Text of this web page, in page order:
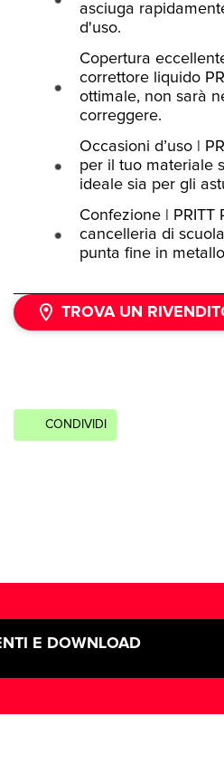
asciuga
d'uso.
Copertura
correttore liquido
ottimale, non sarà
correggere.
Occasioni d’uso |
per il tuo materiale
ideale sia per gli
Confezione | PRITT
cancelleria di
punta fine in
TROVA UN
CONDIVIDI
E DOWNLOAD